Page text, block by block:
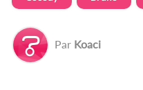
Par Koaci